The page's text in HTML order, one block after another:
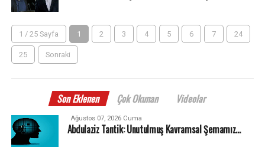
1 / 25 Sayfa 1 2 3 4 5 6 7 24
25 Sonraki
Son Eklenen Çok Okunan Videolar
Ağustos 07, 2026 Cuma
Abdulaziz Tantik: Unutulmuş Kavramsal Şemamız…